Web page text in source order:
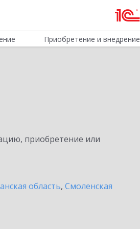
Приобретение и внедрение
приобретение или
область, Смоленская